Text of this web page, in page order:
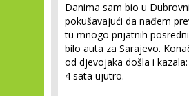
Danima sam bio u
pokušavajući da nađem
tu mnogo prijatnih
bilo auta za Sarajevo.
od djevojaka došla i
4 sata ujutro.